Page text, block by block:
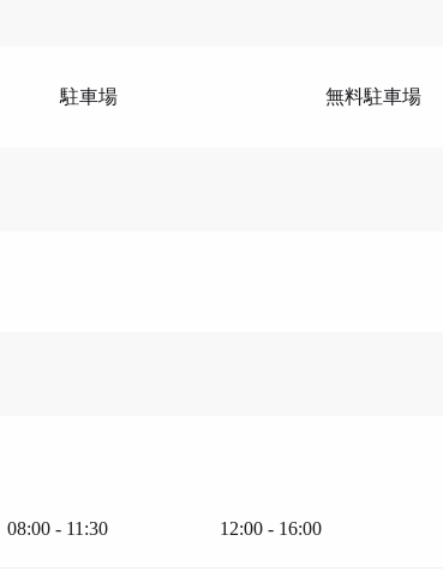
駐車場 無料駐車場
08:00 - 11:30 12:00 - 16:00